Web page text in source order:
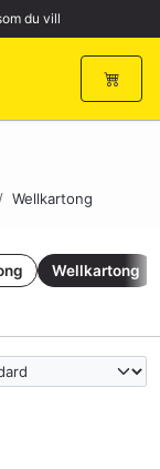
du vill
/ Wellkartong
Wellkartong